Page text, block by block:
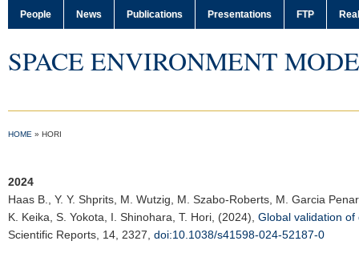
People News Publications Presentations FTP
SPACE ENVIRONMENT
HOME » HORI
2024
Haas B.
, Y. Y. Shprits, M. Wutzig, M. Szabo-Roberts, M. Garcia
K. Keika, S. Yokota, I. Shinohara, T. Hori, (2024), Global validation
Scientific Reports , 14, 2327, doi:10.1038/s41598-024-52187-0